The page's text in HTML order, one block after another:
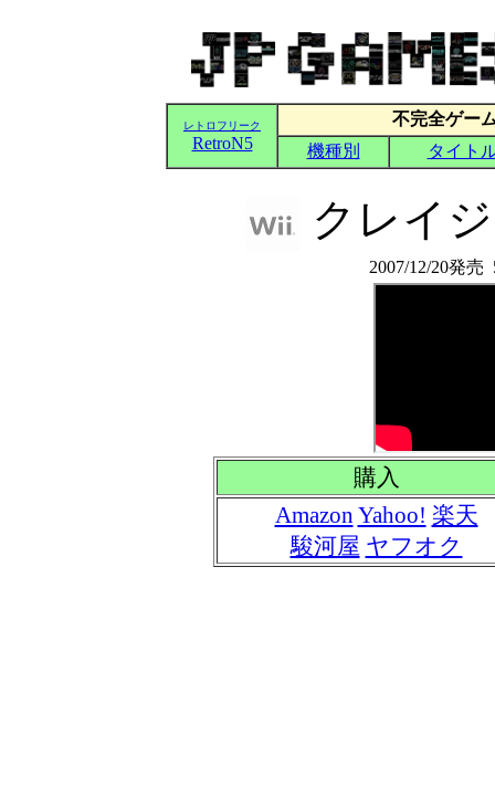
クレイ
2007/12/20発
購入
Amazon Yahoo! 楽天
駿河屋 ヤフオク